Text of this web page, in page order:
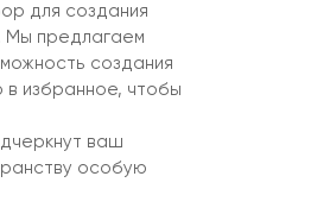
для создания
Мы предлагаем
создания
в избранное, чтобы
ваш
особую